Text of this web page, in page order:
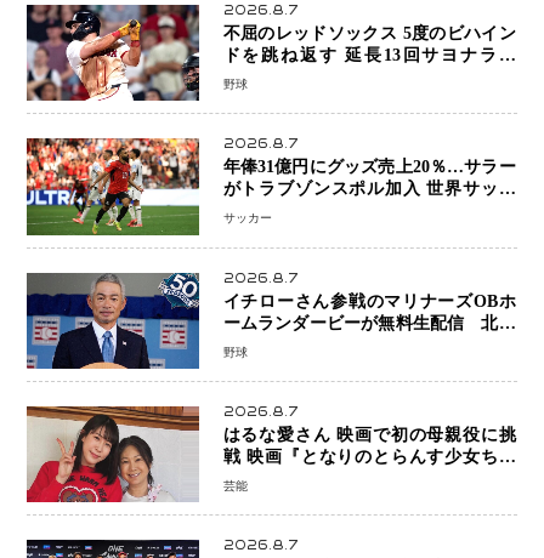
2026.8.7
不屈のレッドソックス 5度のビハイン
ドを跳ね返す 延長13回サヨナラ勝
ち 吉田正尚選手も2安打1打点で貢献 4
野球
2026.8.7
年俸31億円にグッズ売上20％…サラー
がトラブゾンスポル加入 世界サッカ
ーは「五大リーグ一強」から新時代へ
サッカー
2026.8.7
イチローさん参戦のマリナーズOBホ
ームランダービーが無料生配信 北米
ならではの“魅せる興行”に世界が注目
野球
2026.8.7
はるな愛さん 映画で初の母親役に挑
戦 映画『となりのとらんす少女ちゃ
ん』11月7日公開 未来の自分との対話
芸能
2026.8.7